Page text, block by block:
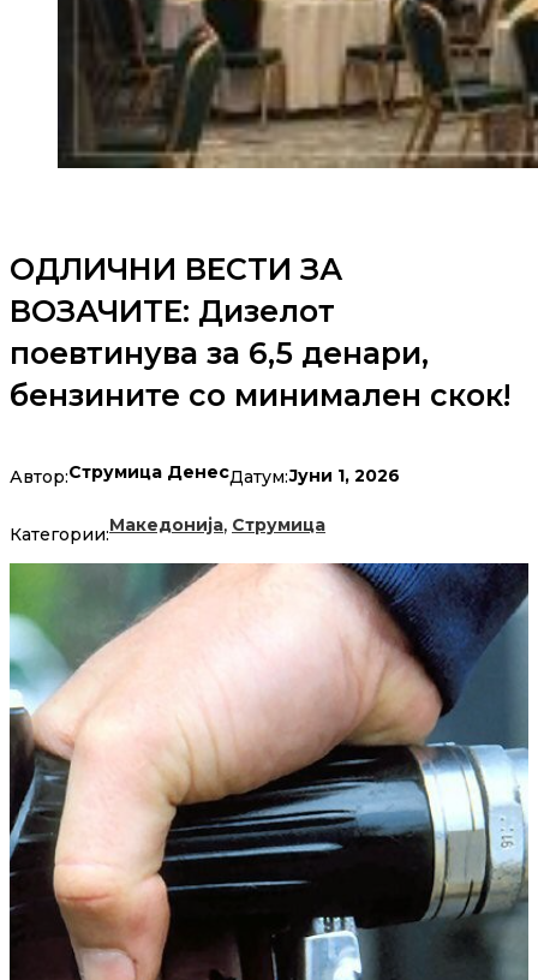
ОДЛИЧНИ ВЕСТИ ЗА
ВОЗАЧИТЕ: Дизелот
поевтинува за 6,5 денари,
бензините со минимален скок!
Автор:Струмица ДенесДатум:Јуни 1, 2026
Категории:Македонија, Струмица